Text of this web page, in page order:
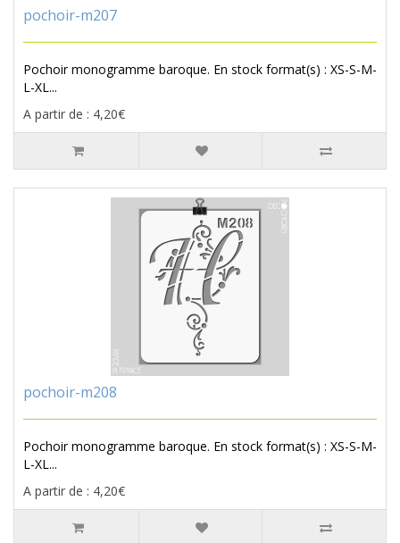
pochoir-m207
Pochoir monogramme baroque. En stock format(s) : XS-S-M-
L-XL...
A partir de : 4,20€
pochoir-m208
Pochoir monogramme baroque. En stock format(s) : XS-S-M-
L-XL...
A partir de : 4,20€